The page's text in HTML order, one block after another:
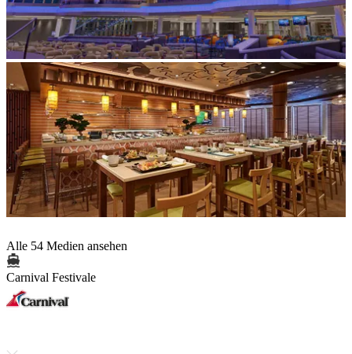
Alle 54 Medien ansehen
Carnival Festivale